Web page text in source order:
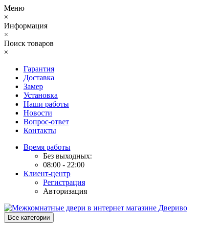
Меню
×
Информация
×
Поиск товаров
×
Гарантия
Доставка
Замер
Установка
Наши работы
Новости
Вопрос-ответ
Контакты
Время работы
Без выходных:
08:00 - 22:00
Клиент-центр
Регистрация
Авторизация
Все категории